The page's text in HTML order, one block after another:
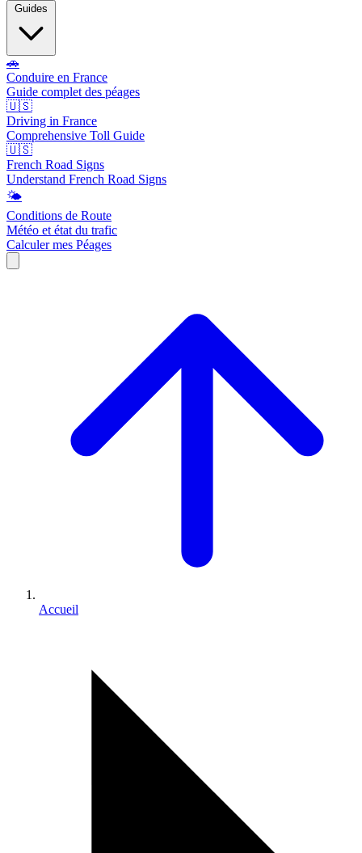
Guides
🚗
Conduire en France
Guide complet des péages
🇺🇸
Driving in France
Comprehensive Toll Guide
🇺🇸
French Road Signs
Understand French Road Signs
🌤️
Conditions de Route
Météo et état du trafic
Calculer mes Péages
Accueil